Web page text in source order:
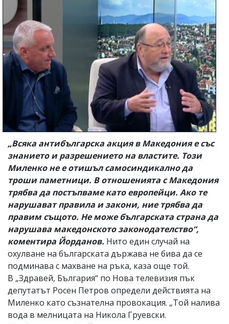
„Всяка антибългарска акция в Македония е със
знанието и разрешението на властите. Този
Миленко не е отишъл самосиндикално да
троши паметници. В отношенията с Македония
трябва да постъпваме като европейци. Ако те
нарушават правила и закони, ние трябва да
правим същото. Не може българската страна да
нарушава македонското законодателство“,
коментира Йорданов. Нито един случай на
охулване на българската държава не бива да се
подминава с махване на ръка, каза още той.
В „Здравей, България“ по Нова телевизия пък
депутатът Росен Петров определи действията на
Миленко като съзнателна провокация. „Той налива
вода в мелницата на Никола Груевски.